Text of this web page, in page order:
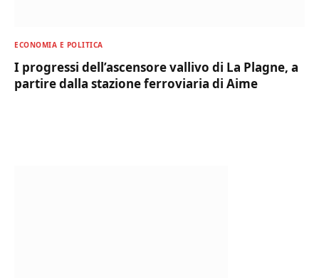
ECONOMIA E POLITICA
I progressi dell’ascensore vallivo di La Plagne, a
partire dalla stazione ferroviaria di Aime